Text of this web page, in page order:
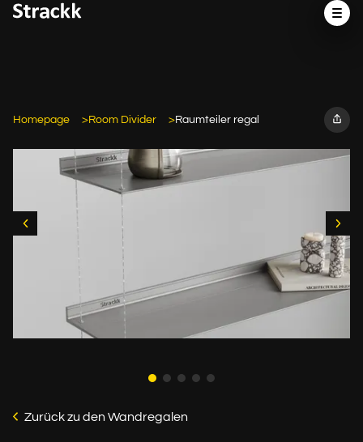
Homepage Room Divider Raumteiler regal
Zurück zu den Wandregalen